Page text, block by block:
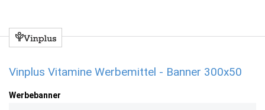
Vinplus Vitamine Werbemittel - Banner 300x50
Werbebanner